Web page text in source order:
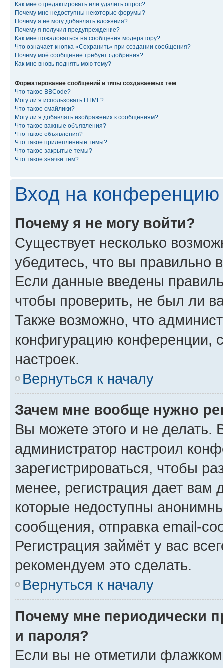
Как мне отредактировать или удалить опрос?
Почему мне недоступны некоторые форумы?
Почему я не могу добавлять вложения?
Почему я получил предупреждение?
Как мне пожаловаться на сообщения модератору?
Что означает кнопка «Сохранить» при создании сообщения?
Почему моё сообщение требует одобрения?
Как мне вновь поднять мою тему?
Форматирование сообщений и типы создаваемых тем
Что такое BBCode?
Могу ли я использовать HTML?
Что такое смайлики?
Могу ли я добавлять изображения к сообщениям?
Что такое важные объявления?
Что такое объявления?
Что такое прилепленные темы?
Что такое закрытые темы?
Что такое значки тем?
Вход на конференцию
Почему я не могу войти?
Существует несколько
убедитесь, что вы правильно
Если данные введены
чтобы проверить, не был ли
Также возможно, что
конфигурацию конференции,
настроек.
Вернуться к началу
Зачем мне вообще нужно
Вы можете этого и не делать.
администратор настроил
зарегистрироваться, чтобы
менее, регистрация дает вам
которые недоступны
сообщения, отправка email-
Регистрация займёт у вас
рекомендуем это сделать.
Вернуться к началу
Почему мне периодически
и пароля?
Если вы не отметили